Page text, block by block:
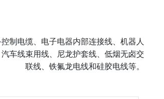
制电缆、电子电器内部连接线、机器人
车线束用线、尼龙护套线、低烟无卤交
联线、铁氟龙电线和硅胶电线等。